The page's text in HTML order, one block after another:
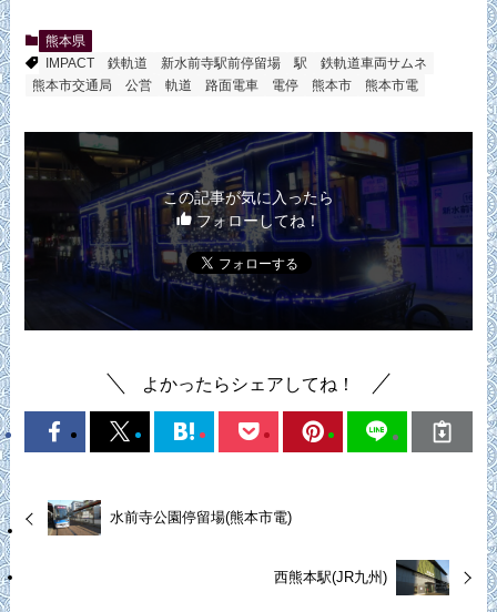
熊本県
IMPACT
鉄軌道 新水前寺駅前停留場 駅
鉄軌道車両サムネ
熊本市交通局
公営 軌道 路面電車 電停 熊本市 熊本市電
この記事が気に入ったら
フォローしてね！
よかったらシェアしてね！
水前寺公園停留場(熊本市電)
西熊本駅(JR九州)